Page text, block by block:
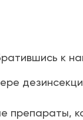
к
препараты,